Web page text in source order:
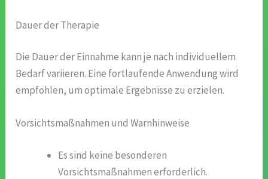
Dauer der Therapie
Die Dauer der Einnahme kann je nach individuellem
Bedarf variieren. Eine fortlaufende Anwendung wird
empfohlen, um optimale Ergebnisse zu erzielen.
Vorsichtsmaßnahmen und Warnhinweise
Es sind keine besonderen
Vorsichtsmaßnahmen erforderlich.